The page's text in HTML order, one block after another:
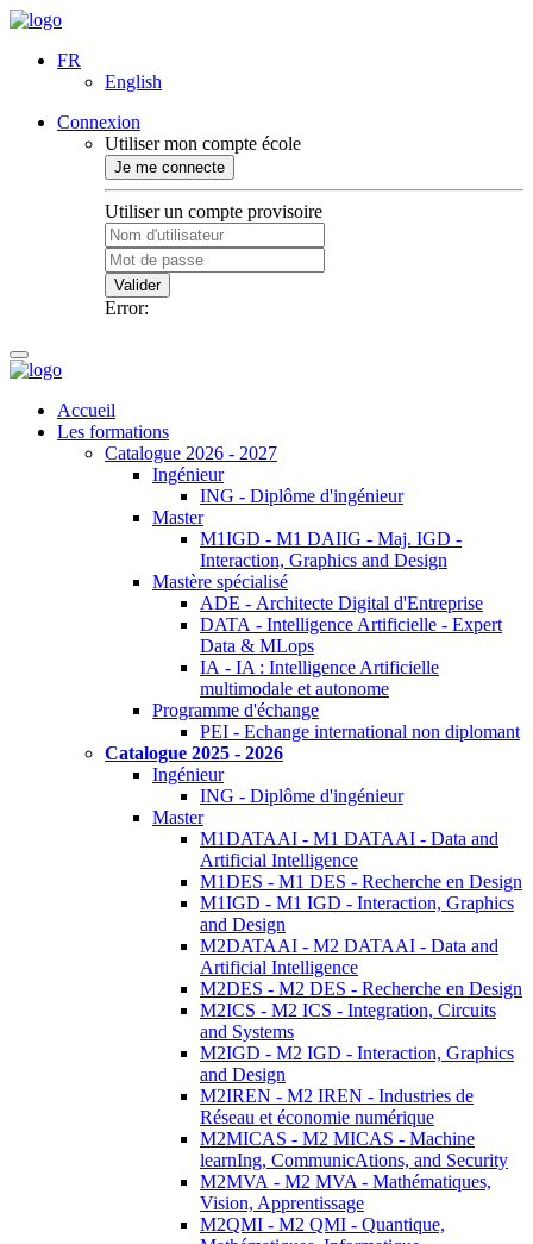
FR
English
Connexion
Utiliser mon compte école
Je me connecte
Utiliser un compte provisoire
Valider
Error:
Accueil
Les formations
Catalogue 2026 - 2027
Ingénieur
ING - Diplôme d'ingénieur
Master
M1IGD - M1 DAIIG - Maj. IGD -
Interaction, Graphics and Design
Mastère spécialisé
ADE - Architecte Digital d'Entreprise
DATA - Intelligence Artificielle - Expert
Data & MLops
IA - IA : Intelligence Artificielle
multimodale et autonome
Programme d'échange
PEI - Echange international non diplomant
Catalogue 2025 - 2026
Ingénieur
ING - Diplôme d'ingénieur
Master
M1DATAAI - M1 DATAAI - Data and
Artificial Intelligence
M1DES - M1 DES - Recherche en Design
M1IGD - M1 IGD - Interaction, Graphics
and Design
M2DATAAI - M2 DATAAI - Data and
Artificial Intelligence
M2DES - M2 DES - Recherche en Design
M2ICS - M2 ICS - Integration, Circuits
and Systems
M2IGD - M2 IGD - Interaction, Graphics
and Design
M2IREN - M2 IREN - Industries de
Réseau et économie numérique
M2MICAS - M2 MICAS - Machine
learnIng, CommunicAtions, and Security
M2MVA - M2 MVA - Mathématiques,
Vision, Apprentissage
M2QMI - M2 QMI - Quantique,